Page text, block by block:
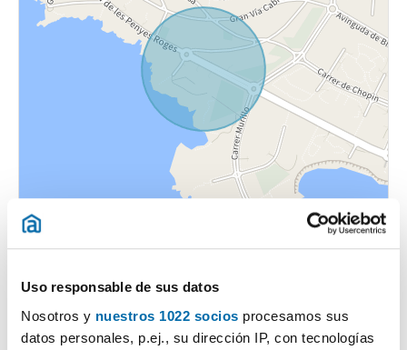
Uso responsable de sus datos
Nosotros y nuestros 1022 socios procesamos sus
datos personales, p.ej., su dirección IP, con tecnologías